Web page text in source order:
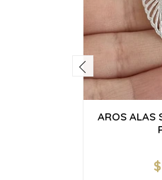
AROS ALAS